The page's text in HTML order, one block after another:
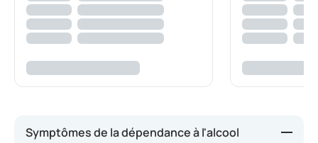
Symptômes de la dépendance à l'alcool